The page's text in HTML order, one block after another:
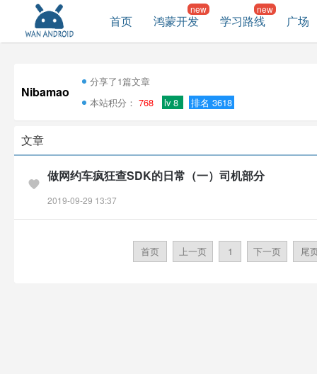
首页 鸿蒙开发 学习路线 广场
Nibamao
分享了1篇文章
本站积分： 768 lv 8 排名 3618
文章
做网约车疯狂查SDK的日常（一）司机部分
2019-09-29 13:37
首页 上一页 1 下一页 尾